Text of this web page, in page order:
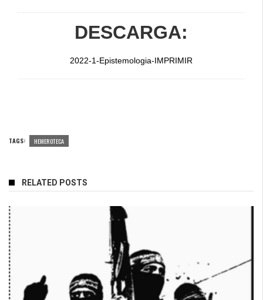
DESCARGA:
2022-1-Epistemologia-IMPRIMIR
TAGS: HEMEROTECA
RELATED POSTS